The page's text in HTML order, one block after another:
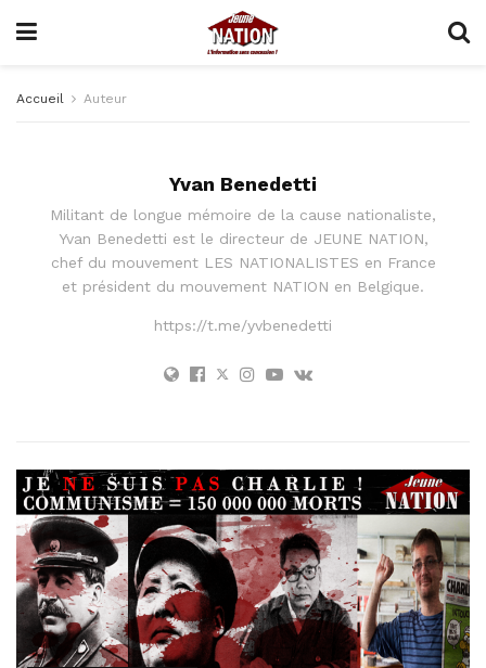
Accueil Auteur
Yvan Benedetti
Militant de longue mémoire de la cause nationaliste,
Yvan Benedetti est le directeur de JEUNE NATION,
chef du mouvement LES NATIONALISTES en France
et président du mouvement NATION en Belgique.
https://t.me/yvbenedetti